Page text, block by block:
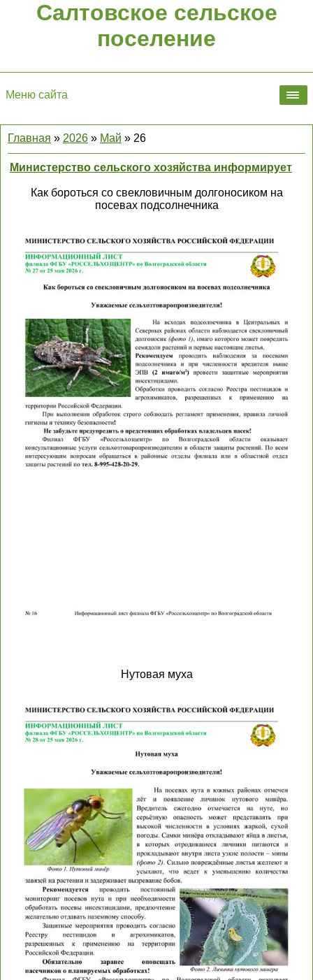
Салтовское сельское
поселение
Меню сайта
Главная » 2026 » Май » 26
Министерство сельского хозяйства информирует
Как бороться со свекловичным долгоносиком на
посевах подсолнечника
Нутовая муха